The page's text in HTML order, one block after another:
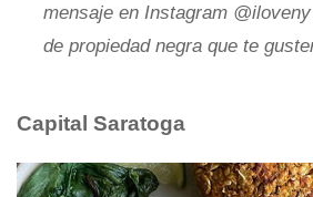
mensaje en Instagram
de propiedad negra que te
Capital Saratoga